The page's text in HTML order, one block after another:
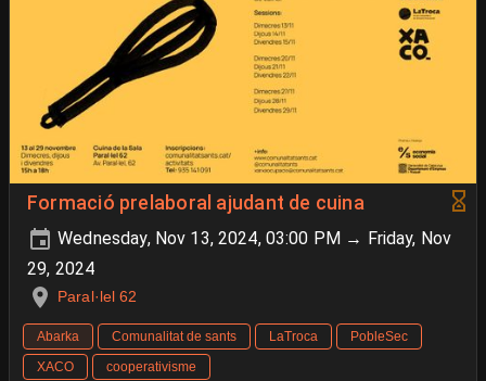
Formació prelaboral ajudant de cuina
Wednesday, Nov 13, 2024, 03:00 PM → Friday, Nov
29, 2024
Paral·lel 62
Abarka Comunalitat de sants LaTroca
PobleSec
XACO
cooperativisme